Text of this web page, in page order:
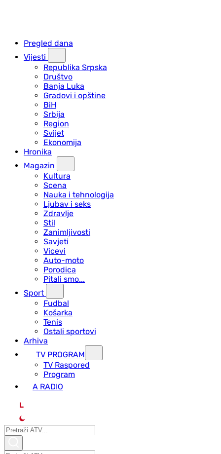
Pregled dana
Vijesti
Republika Srpska
Društvo
Banja Luka
Gradovi i opštine
BiH
Srbija
Region
Svijet
Ekonomija
Hronika
Magazin
Kultura
Scena
Nauka i tehnologija
Ljubav i seks
Zdravlje
Stil
Zanimljivosti
Savjeti
Vicevi
Auto-moto
Porodica
Pitali smo...
Sport
Fudbal
Košarka
Tenis
Ostali sportovi
Arhiva
TV PROGRAM
ТV Raspored
Program
A RADIO
L